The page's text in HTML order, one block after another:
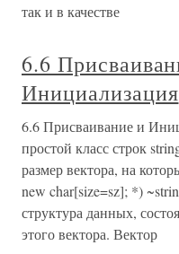
так и в качестве
6.6
Инициализация
6.6 Присваивание и
простой класс строк
размер вектора, на
new char[size=sz]; *)
структура данных,
этого вектора. Вектор